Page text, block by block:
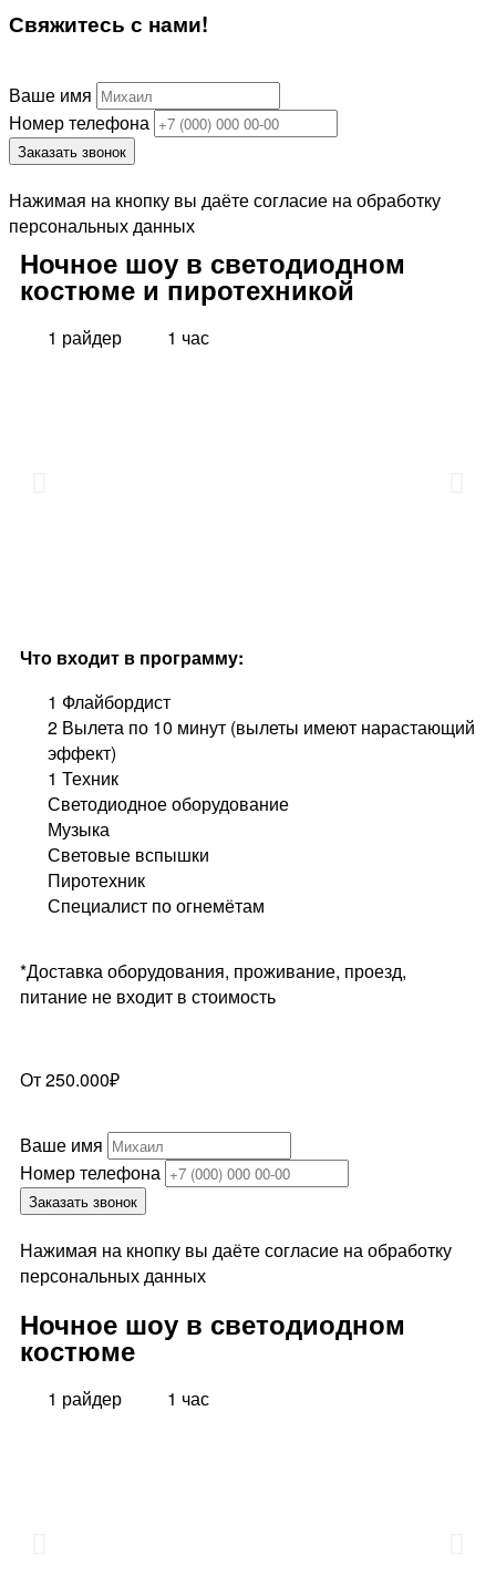
Свяжитесь с нами!
Ваше имя
Номер телефона
Заказать звонок
Нажимая на кнопку вы даёте согласие на обработку
персональных данных
Ночное шоу в светодиодном
костюме и пиротехникой
1 райдер 1 час
Что входит в программу:
1 Флайбордист
2 Вылета по 10 минут (вылеты имеют нарастающий
эффект)
1 Техник
Светодиодное оборудование
Музыка
Световые вспышки
Пиротехник
Специалист по огнемётам
*Доставка оборудования, проживание, проезд,
питание не входит в стоимость
От 250.000₽
Ваше имя
Номер телефона
Заказать звонок
Нажимая на кнопку вы даёте согласие на обработку
персональных данных
Ночное шоу в светодиодном
костюме
1 райдер 1 час